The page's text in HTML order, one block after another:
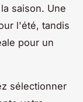
saison. Une
l'été, tandis
pour un
sélectionner